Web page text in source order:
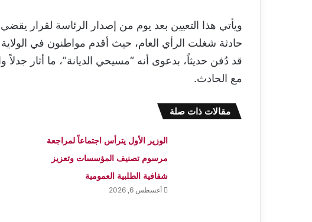
ويأتي هذا التعيين بعد يوم من إصدار الرئاسة لقرار
حادثة شغلت الرأي العام، حيث أقدم مواطنون في
قد دُفن حديثاً، بدعوى أنه “مسيحي الديانة”، ما أثار
مع الحادث.
مقالات ذات صلة
الوزير الأول يترأس اجتماعاً لمراجعة
مرسوم تصنيف المؤسسات وتعزيز
شفافية الطلبية العمومية
أغسطس 6, 2026